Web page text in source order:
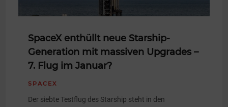
SpaceX enthüllt neue Starship-
Generation mit massiven Upgrades –
7. Flug im Januar?
SPACEX
Der siebte Testflug des Starship steht in den